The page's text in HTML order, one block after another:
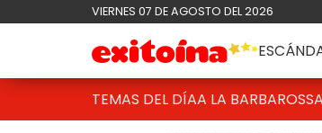
VIERNES 07 DE AGOSTO DEL 2026
TEMAS DEL DÍAA LA BARBAROSSA